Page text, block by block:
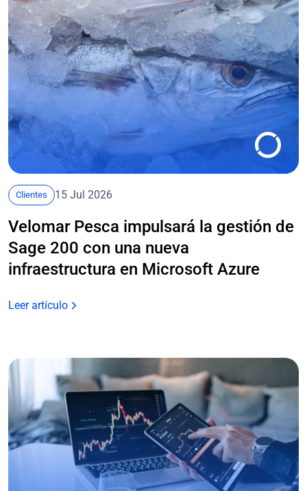
Clientes 15 Jul 2026
Velomar Pesca impulsará la gestión de
Sage 200 con una nueva
infraestructura en Microsoft Azure
Leer artículo